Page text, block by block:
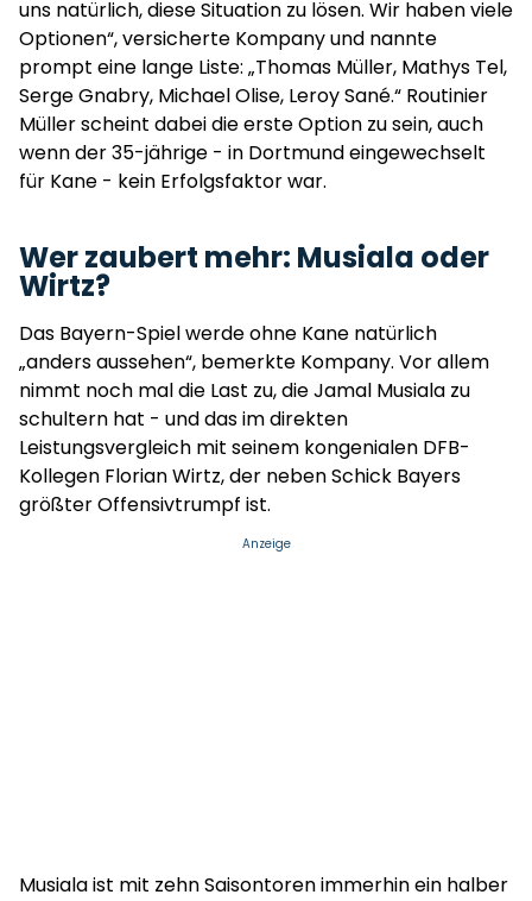
uns natürlich, diese Situation zu lösen. Wir haben viele
Optionen“, versicherte Kompany und nannte
prompt eine lange Liste: „Thomas Müller, Mathys Tel,
Serge Gnabry, Michael Olise, Leroy Sané.“ Routinier
Müller scheint dabei die erste Option zu sein, auch
wenn der 35-jährige - in Dortmund eingewechselt
für Kane - kein Erfolgsfaktor war.
Wer zaubert mehr: Musiala oder
Wirtz?
Das Bayern-Spiel werde ohne Kane natürlich
„anders aussehen“, bemerkte Kompany. Vor allem
nimmt noch mal die Last zu, die Jamal Musiala zu
schultern hat - und das im direkten
Leistungsvergleich mit seinem kongenialen DFB-
Kollegen Florian Wirtz, der neben Schick Bayers
größter Offensivtrumpf ist.
Anzeige
Musiala ist mit zehn Saisontoren immerhin ein halber